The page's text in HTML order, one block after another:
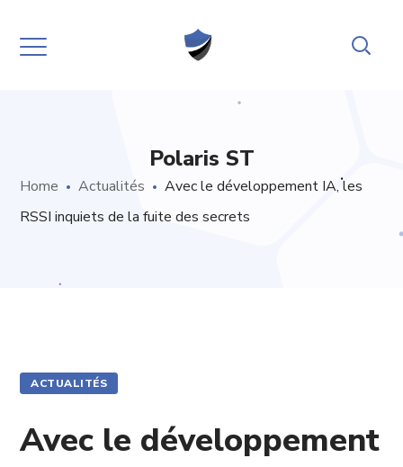
Polaris ST
Home Actualités
Avec le développement IA, les
RSSI inquiets de la fuite des secrets
ACTUALITÉS
Avec le développement